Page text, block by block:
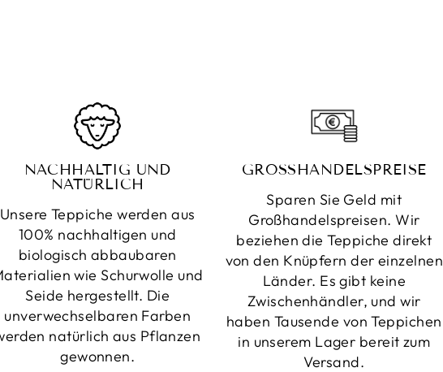
NACHHALTIG UND
NATÜRLICH
Unsere Teppiche werden aus
100% nachhaltigen und
biologisch abbaubaren
wie Schurwolle und
Seide hergestellt. Die
unverwechselbaren Farben
natürlich aus Pflanzen
gewonnen.
GROSSHANDELSPREISE
Sparen Sie Geld mit
Großhandelspreisen. Wir
beziehen die Teppiche direkt
von den Knüpfern der einzelnen
Länder. Es gibt keine
Zwischenhändler, und wir
haben Tausende von Teppichen
in unserem Lager bereit zum
Versand.